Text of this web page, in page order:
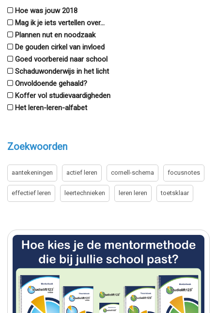
Hoe was jouw 2018
Mag ik je iets vertellen over...
Plannen nut en noodzaak
De gouden cirkel van invloed
Goed voorbereid naar school
Schaduwonderwijs in het licht
Onvoldoende gehaald?
Koffer vol studievaardigheden
Het leren-leren-alfabet
Zoekwoorden
aantekeningen actief leren cornell-schema focusnotes
effectief leren leertechnieken leren leren toetsklaar